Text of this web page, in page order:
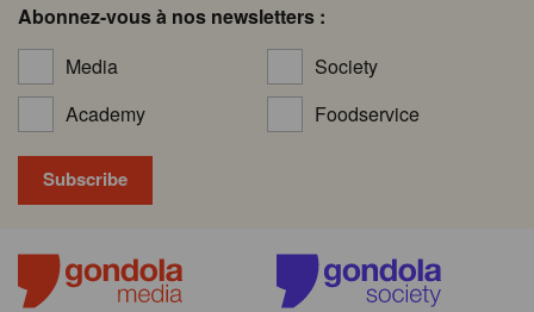
Abonnez-vous à nos newsletters :
Media
Society
Academy
Foodservice